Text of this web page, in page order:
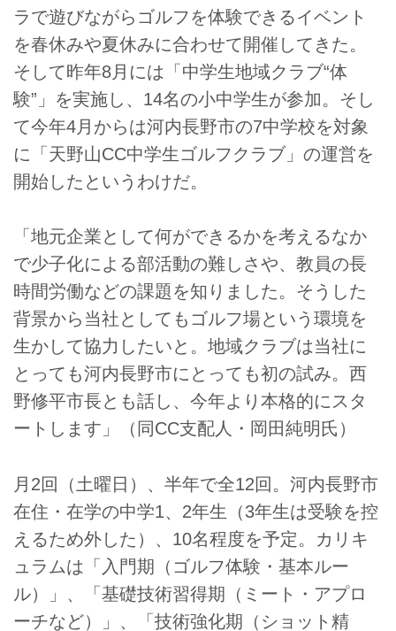
ラで遊びながらゴルフを体験できるイベント
を春休みや夏休みに合わせて開催してきた。
そして昨年8月には「中学生地域クラブ“体
験”」を実施し、14名の小中学生が参加。そし
て今年4月からは河内長野市の7中学校を対象
に「天野山CC中学生ゴルフクラブ」の運営を
開始したというわけだ。
「地元企業として何ができるかを考えるなか
で少子化による部活動の難しさや、教員の長
時間労働などの課題を知りました。そうした
背景から当社としてもゴルフ場という環境を
生かして協力したいと。地域クラブは当社に
とっても河内長野市にとっても初の試み。西
野修平市長とも話し、今年より本格的にスタ
ートします」（同CC支配人・岡田純明氏）
月2回（土曜日）、半年で全12回。河内長野市
在住・在学の中学1、2年生（3年生は受験を控
えるため外した）、10名程度を予定。カリキ
ュラムは「入門期（ゴルフ体験・基本ルー
ル）」、「基礎技術習得期（ミート・アプロ
ーチなど）」、「技術強化期（ショット精